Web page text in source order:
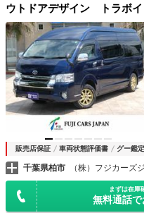
ウトドアデザイン トラボ
ー シングルサブバッテ
人乗車３人就寝 メモリー
ル ガソリン４ＷＤ
販売店保証 車両状態評価書 グー鑑定
千葉県柏市 （株）フジカー
まずは在庫
無料通話